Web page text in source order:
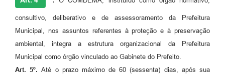
consultivo, deliberativo e de assessoramento da Prefeitura
Municipal, nos assuntos referentes à proteção e à preservação
ambiental, integra a estrutura organizacional da Prefeitura
Municipal como órgão vinculado ao Gabinete do Prefeito.
Art. 5º.Até o prazo máximo de 60 (sessenta) dias, após sua